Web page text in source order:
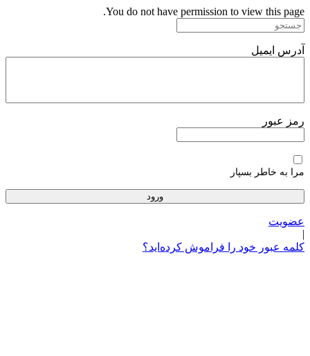
پرش
به
You do not have permission to view this page.
آدرس ایمیل
رمز عبور
مرا به خاطر بسپار
عضویت
|
کلمه عبور خود را فراموش کرده‌اید؟